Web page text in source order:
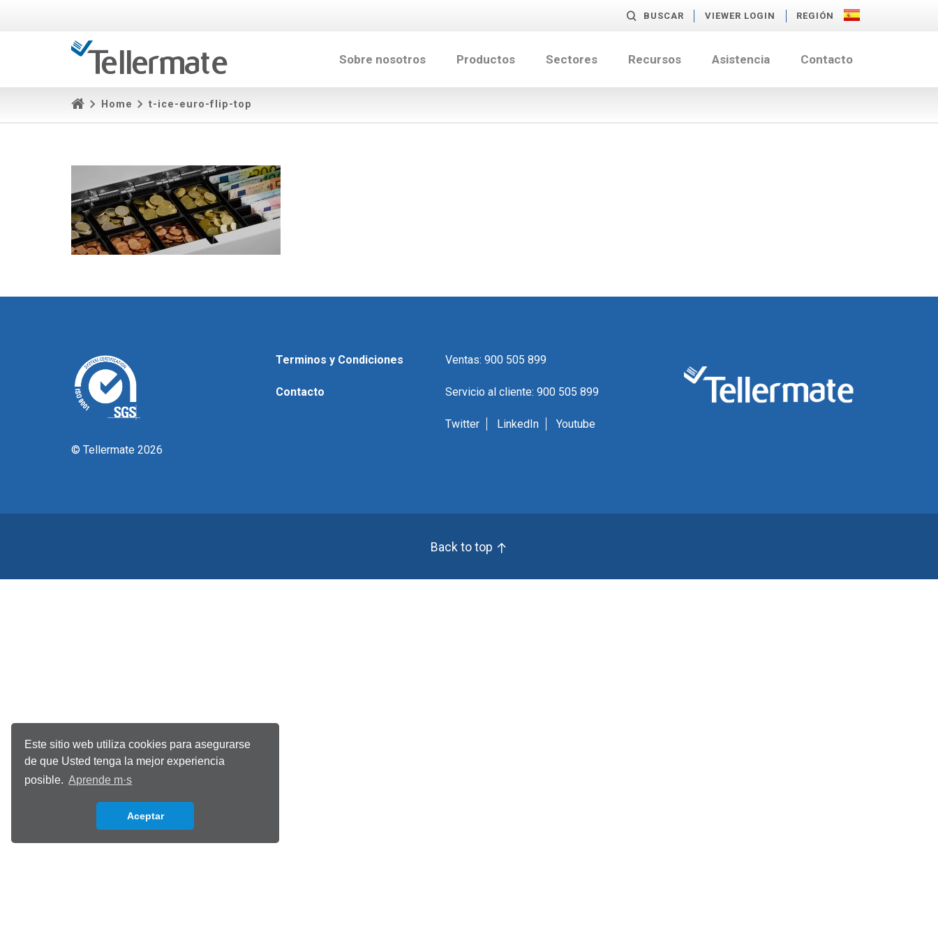
Este sitio web utiliza cookies para asegurarse
de que Usted tenga la mejor experiencia
posible. Aprende m·s
Aceptar
BUSCAR VIEWER LOGIN REGIÓN
Sobre nosotros Productos Sectores Recursos Asistencia Contacto
Home t-ice-euro-flip-top
© Tellermate 2026
Terminos y Condiciones
Contacto
Ventas: 900 505 899
Servicio al cliente: 900 505 899
Twitter LinkedIn Youtube
Back to top